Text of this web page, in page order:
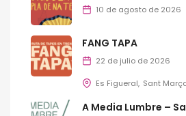
10 de agosto de 2026
FANG TAPA
22 de julio de 2026
Es Figueral Sant
A Media Lumbre –